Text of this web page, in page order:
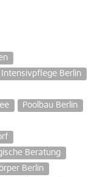
Berlin
Poolbau Berlin
Beratung
Berlin